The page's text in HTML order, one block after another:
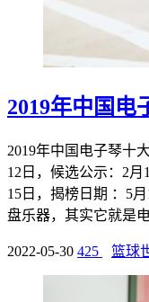
2019年中国电
2019年中国电子琴十
12日，候选公示：2月
15日，揭榜日期 ：5
盘乐器，其实它就是
2022-05-30 425 篮球